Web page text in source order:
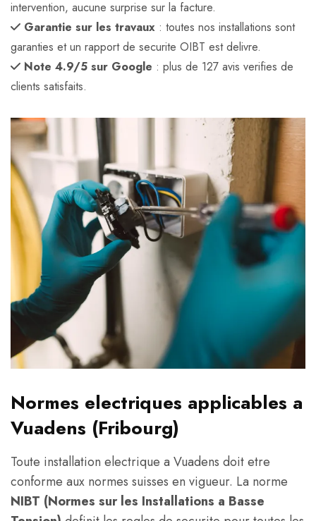
intervention, aucune surprise sur la facture.
Garantie sur les travaux : toutes nos installations sont
garanties et un rapport de securite OIBT est delivre.
Note 4.9/5 sur Google : plus de 127 avis verifies de
clients satisfaits.
Normes electriques applicables a
Vuadens (Fribourg)
Toute installation electrique a Vuadens doit etre
conforme aux normes suisses en vigueur. La norme
NIBT (Normes sur les Installations a Basse